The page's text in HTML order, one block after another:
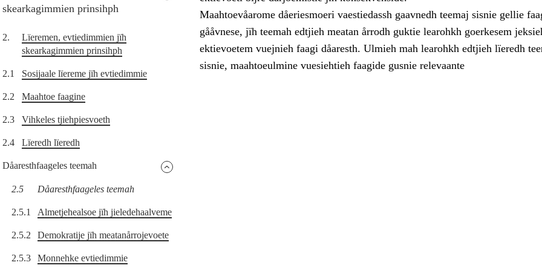
skearkagimmien prinsihph
2.
Lïeremen, evtiedimmien jïh
skearkagimmien prinsihph
2.1 Sosijaale lïereme jïh evtiedimmie
2.2 Maahtoe faagine
2.3 Vihkeles tjiehpiesvoeth
2.4 Lïeredh lïeredh
Dåaresthfaageles teemah
2.5 Dåaresthfaageles teemah
2.5.1 Almetjehealsoe jïh jieledehaalveme
2.5.2 Demokratije jïh meatanårrojevoete
2.5.3 Monnehke evtiedimmie
Maahtoevåarome dåeriesmoeri vaestiedassh gaavnedh teemaj sisnie gellie
gååvnese, jïh teemah edtjieh meatan årrodh guktie learohkh goerkesem
ektievoetem vuejnieh faagi dåaresth. Ulmieh mah learohkh edtjieh lïeredh
sisnie, maahtoeulmine vuesiehtieh faagide gusnie relevaante